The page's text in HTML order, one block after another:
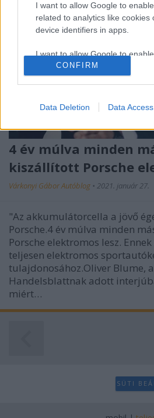
I want to allow Google to
related to analytics like cookies
device identifiers in apps.
I want to allow Google to
related to functionality of the
related to personalization.
related to security, including
functionality and fraud
user protection.
CONFIRM
Data Deletion Data Access
4 év múlva minden
kiszállított Porsche
Várkonyi Gábor Autóblog • 2021. január 27.
"Az akkumulátorcella a jövő
Porsche.4 év múlva minden
Porsche elektromos lesz.
teljesen elektromos
tulajdonosához.Oliver Blume,
Handelsblattnak adott
miért…
SÜTI